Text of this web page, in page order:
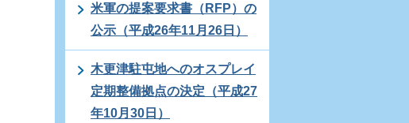
米軍の提案要求書（RFP）の
公示（平成26年11月26日）
木更津駐屯地へのオスプレイ
定期整備拠点の決定（平成27
年10月30日）